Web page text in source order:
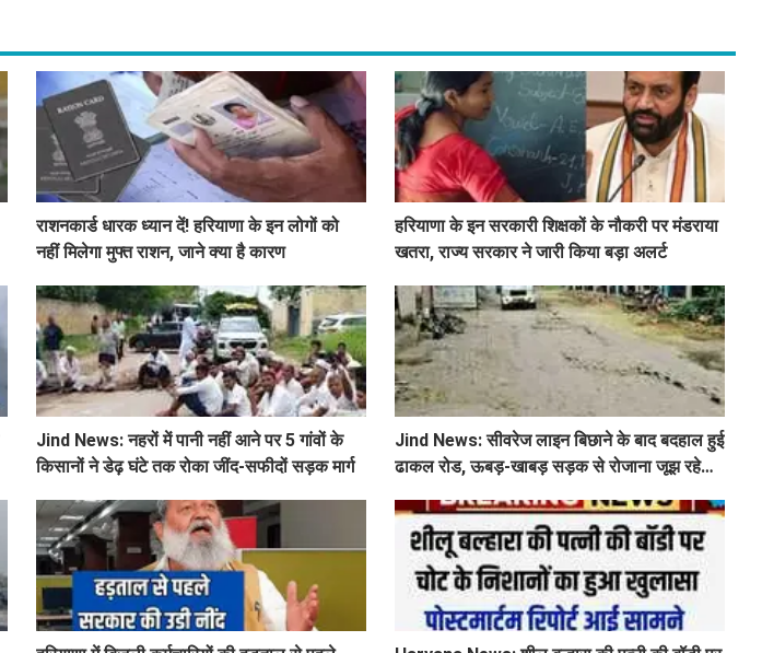
राशनकार्ड धारक ध्यान दें! हरियाणा के इन लोगों को
नहीं मिलेगा मुफ्त राशन, जाने क्या है कारण
हरियाणा के इन सरकारी शिक्षकों के नौकरी पर मंडराया
खतरा, राज्य सरकार ने जारी किया बड़ा अलर्ट
Jind News: नहरों में पानी नहीं आने पर 5 गांवों के
किसानों ने डेढ़ घंटे तक रोका जींद-सफीदों सड़क मार्ग
Jind News: सीवरेज लाइन बिछाने के बाद बदहाल हुई
ढाकल रोड, ऊबड़-खाबड़ सड़क से रोजाना जूझ रहे